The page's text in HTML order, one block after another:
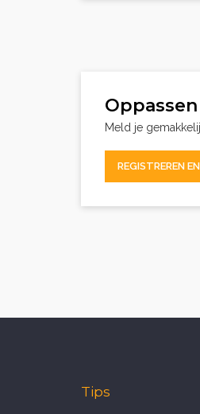
Meld je
REGISTREREN
Tips